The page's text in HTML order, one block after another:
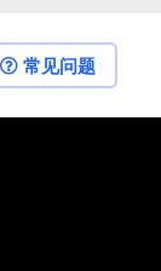
常见问题